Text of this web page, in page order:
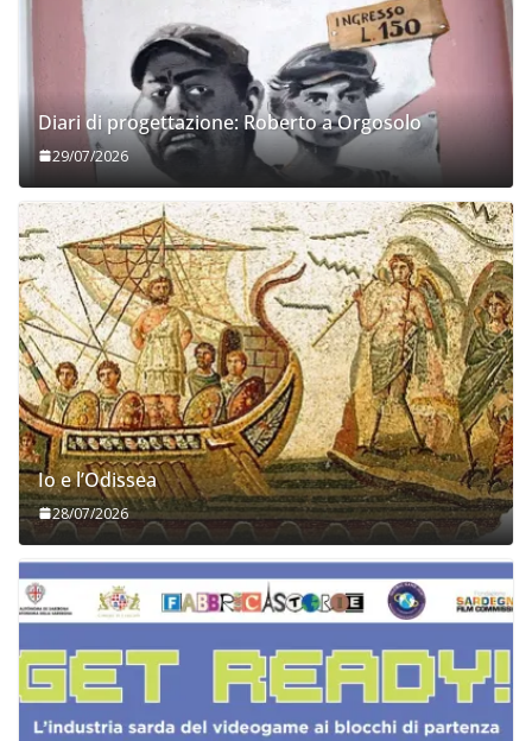
Diari di progettazione: Roberto a Orgosolo
29/07/2026
Io e l’Odissea
28/07/2026